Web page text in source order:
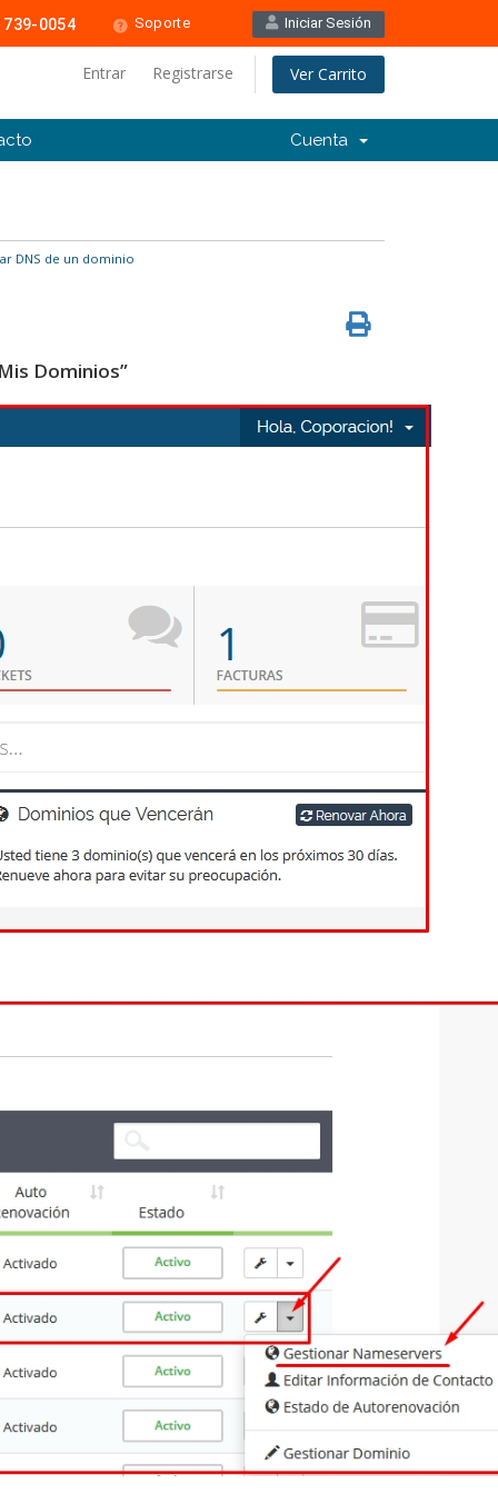
Iniciar Sesión
0054 Soporte
Entrar Registrarse Ver Carrito
Cuenta
DNS de un dominio
Dominios”